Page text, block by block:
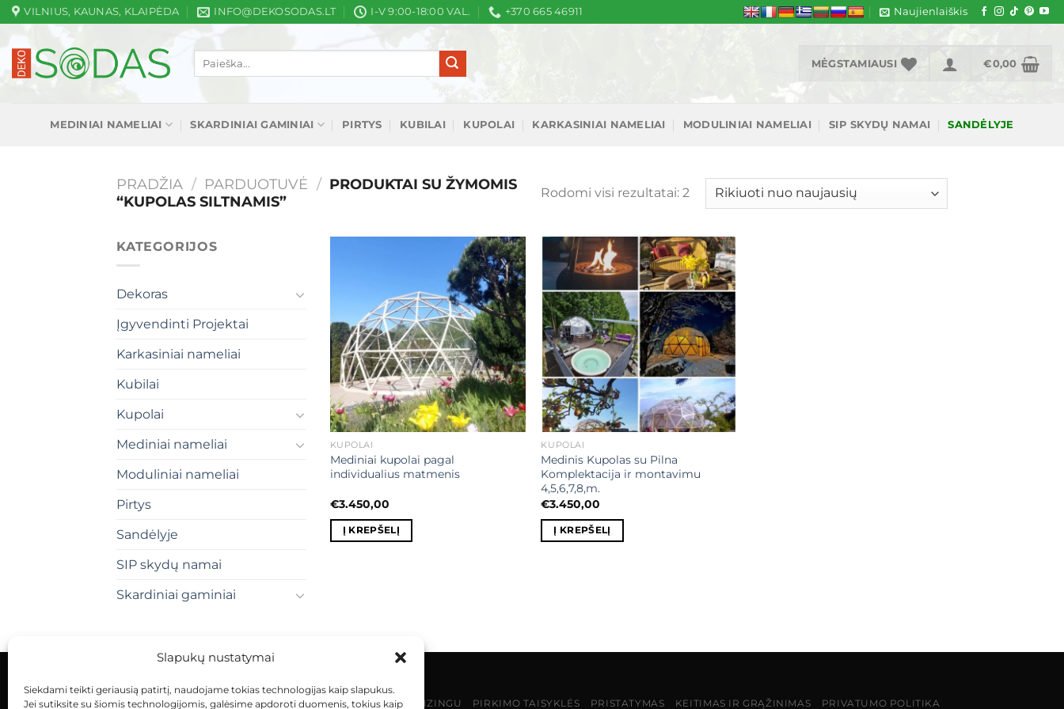
Slapukų nustatymai
Siekdami teikti geriausią patirtį, naudojame tokias technologijas kaip slapukus.
Jei sutiksite su šiomis technologijomis, galėsime apdoroti duomenis, tokius kaip
Skip
to
content
VILNIUS, KAUNAS, KLAIPĖDA INFO@DEKOSODAS.LT I-V 9:00-18:00 VAL. +370 665 46911 Naujienlaiškis
Ieškoti:
MĖGSTAMIAUSI €0,00
MEDINIAI NAMELIAI SKARDINIAI GAMINIAI PIRTYS KUBILAI KUPOLAI KARKASINIAI NAMELIAI MODULINIAI NAMELIAI SIP SKYDŲ NAMAI SANDĖLYJE
PRADŽIA / PARDUOTUVĖ / PRODUKTAI SU ŽYMOMIS
“KUPOLAS SILTNAMIS”
Rodomi visi rezultatai: 2Rūšiuojama
pagal
KATEGORIJOS
Dekoras
Įgyvendinti Projektai
Karkasiniai nameliai
Kubilai
Kupolai
Mediniai nameliai
Moduliniai nameliai
Pirtys
Sandėlyje
SIP skydų namai
Skardiniai gaminiai
Mėgstamiausias
KUPOLAI
Mediniai kupolai pagal
individualius matmenis
€3.450,00
Į KREPŠELĮ
Mėgstamiausias
KUPOLAI
Medinis Kupolas su Pilna
Komplektacija ir montavimu
4,5,6,7,8,m.
€3.450,00
Į KREPŠELĮ
KONTAKTAI INDIVIDUALŪS PROJEKTAI MOKĖJIMAS LIZINGU PIRKIMO TAISYKLĖS PRISTATYMAS KEITIMAS IR GRĄŽINIMAS PRIVATUMO POLITIKA